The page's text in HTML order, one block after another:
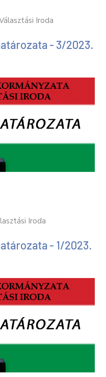
Iroda
- 3/2023.
Iroda
- 1/2023.